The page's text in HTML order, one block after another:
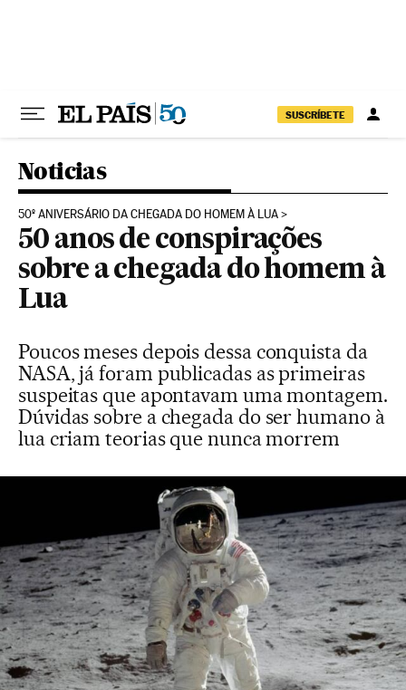
SUSCRÍBETE
Noticias
50º ANIVERSÁRIO DA CHEGADA DO HOMEM À LUA
50 anos de conspirações
sobre a chegada do homem à
Lua
Poucos meses depois dessa conquista da
NASA, já foram publicadas as primeiras
suspeitas que apontavam uma montagem.
Dúvidas sobre a chegada do ser humano à
lua criam teorias que nunca morrem